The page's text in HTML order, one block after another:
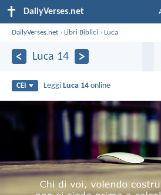
DailyVerses.net
DailyVerses.net ›Libri Biblici ›Luca
Luca 14
CEI Leggi Luca 14 online